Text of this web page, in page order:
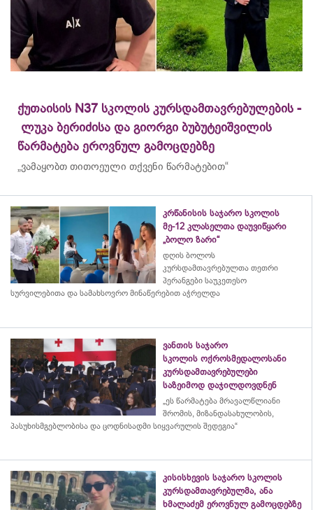
ქუთაისის N37 სკოლის კურსდამთავრებულების -
ლუკა ბერიძისა და გიორგი ბუბუტეიშვილის
წარმატება ეროვნულ გამოცდებზე
„ვამაყობთ თითოეული თქვენი წარმატებით“
კრწანისის საჯარო სკოლის
მე-12 კლასელთა დაუვიწყარი
„ბოლო ზარი“
დღის ბოლოს
კურსდამთავრებულთა თეთრი
პერანგები საუკეთესო
სურვილებითა და სამახსოვრო მინაწერებით აჭრელდა
ვანთის საჯარო
სკოლის ოქროსმედალოსანი
კურსდამთავრებულები
საზეიმოდ დაჯილდოვდნენ
„ეს წარმატება მრავალწლიანი
შრომის, მიზანდასახულობის,
პასუხისმგებლობისა და ცოდნისადმი სიყვარულის შედეგია“
კისისხევის საჯარო სკოლის
კურსდამთავრებულმა, ანა
ხმალაძემ ეროვნულ გამოცდებზე